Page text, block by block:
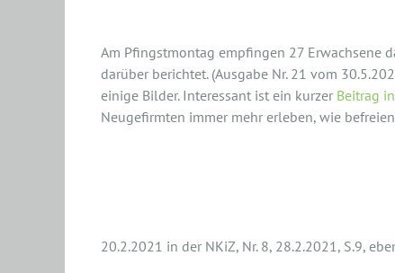
Am Pfingstmontag empfingen 27 Erwachsene
darüber berichtet. (Ausgabe Nr. 21 vom
einige Bilder. Interessant ist ein kurzer Beitrag
Neugefirmten immer mehr erleben, wie
20.2.2021 in der NKiZ, Nr. 8, 28.2.2021, S.9,